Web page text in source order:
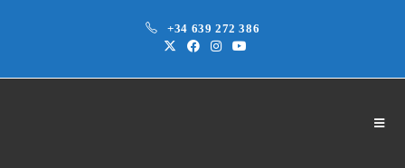
+34 639 272 386